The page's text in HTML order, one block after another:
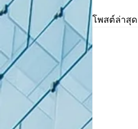
โพสต์ล่าสุด